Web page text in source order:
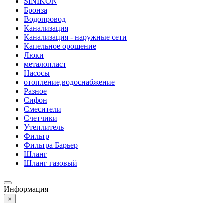
Бронза
Водопровод
Канализация
Канализация - наружные сети
Капельное орошение
Люки
металопласт
Насосы
отопление,водоснабжение
Разное
Сифон
Смесители
Счетчики
Утеплитель
Фильтр
Фильтра Барьер
Шланг
Шланг газовый
Информация
×